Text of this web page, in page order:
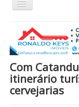
Alternar
Home
Esportes Eventos
Política Saúde
Nacional / Mundo
Com
itinerário
cervejarias